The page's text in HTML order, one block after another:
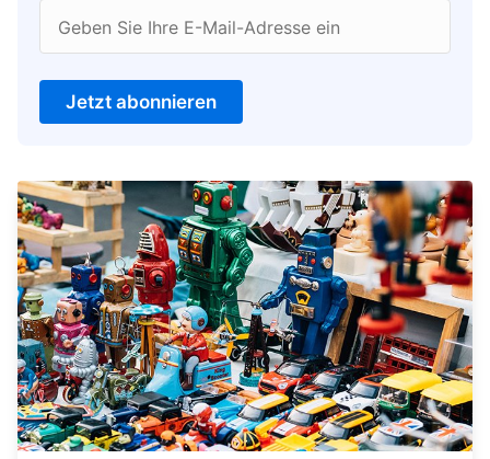
Geben Sie Ihre E-Mail-Adresse ein
Jetzt abonnieren